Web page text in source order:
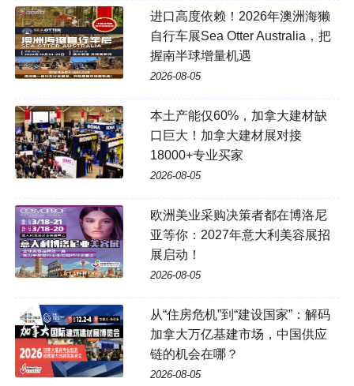
进口高度依赖！2026年澳洲海獭
自行车展Sea Otter Australia，把
握南半球增量机遇
2026-08-05
本土产能仅60%，加拿大建材缺
口巨大！加拿大建材展对接
18000+专业买家
2026-08-05
欧洲美业采购决策者都在博洛尼
亚等你：2027年意大利美容展招
展启动！
2026-08-05
从“住房危机”到“建设国家”：解码
加拿大万亿基建市场，中国供应
链的机会在哪？
2026-08-05